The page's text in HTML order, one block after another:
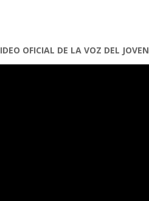
OFICIAL DE LA VOZ DEL JOVEN